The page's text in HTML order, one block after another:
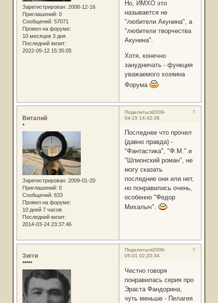
Зарегистрирован: 2008-12-16
Приглашений: 0
Сообщений: 57071
Провел на форуме:
10 месяцев 3 дня
Последний визит:
2022-05-12 15:35:05
Но, ИМХО это
называется не
"любители Акунина", а
"любители творчества
Акунина".
Хотя, конечно
занудничать - функция
уважаемого хозяина
Форума
Поделиться 5
2009-
04-15 14:42:38
Виталий
*
Зарегистрирован: 2009-01-20
Приглашений: 0
Сообщений: 633
Провел на форуме:
10 дней 7 часов
Последний визит:
2014-03-24 23:37:46
Последнее что прочел
(давно правда) -
"Фантастика", "Ф.М." и
"Шпионский роман", не
могу сказать
последние они или нет,
но понравились очень,
особенно "Федор
Михалыч".
Поделиться 6
2009-
05-01 02:20:34
Зигги
*****
Честно говоря
понравилась серия про
Эраста Фандорина,
чуть меньше - Пелагея